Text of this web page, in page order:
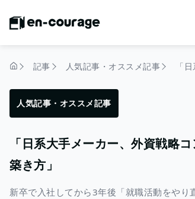
記事 人気記事・オススメ記事
人気記事・オススメ記事
「日系大手メーカー、外資戦略
築き方」
新卒で入社してから3年後「就職活動をや